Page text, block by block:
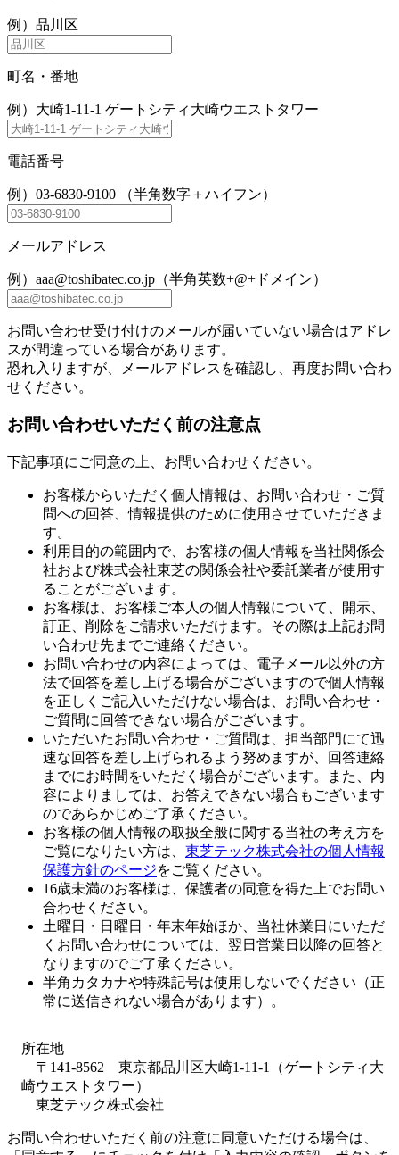
例）品川区
町名・番地
例）大崎1-11-1 ゲートシティ大崎ウエストタワー
電話番号
例）03-6830-9100 （半角数字＋ハイフン）
メールアドレス
例）aaa@toshibatec.co.jp（半角英数+@+ドメイン）
お問い合わせ受け付けのメールが届いていない場合はアドレ
スが間違っている場合があります。
恐れ入りますが、メールアドレスを確認し、再度お問い合わ
せください。
お問い合わせいただく前の注意点
下記事項にご同意の上、お問い合わせください。
お客様からいただく個人情報は、お問い合わせ・ご質
問への回答、情報提供のために使用させていただきま
す。
利用目的の範囲内で、お客様の個人情報を当社関係会
社および株式会社東芝の関係会社や委託業者が使用す
ることがございます。
お客様は、お客様ご本人の個人情報について、開示、
訂正、削除をご請求いただけます。その際は上記お問
い合わせ先までご連絡ください。
お問い合わせの内容によっては、電子メール以外の方
法で回答を差し上げる場合がございますので個人情報
を正しくご記入いただけない場合は、お問い合わせ・
ご質問に回答できない場合がございます。
いただいたお問い合わせ・ご質問は、担当部門にて迅
速な回答を差し上げられるよう努めますが、回答連絡
までにお時間をいただく場合がございます。また、内
容によりましては、お答えできない場合もございます
のであらかじめご了承ください。
お客様の個人情報の取扱全般に関する当社の考え方を
ご覧になりたい方は、 東芝テック株式会社の個人情報
保護方針のページをご覧ください。
16歳未満のお客様は、保護者の同意を得た上でお問い
合わせください。
土曜日・日曜日・年末年始ほか、当社休業日にいただ
くお問い合わせについては、翌日営業日以降の回答と
なりますのでご了承ください。
半角カタカナや特殊記号は使用しないでください（正
常に送信されない場合があります）。
所在地
〒141-8562 東京都品川区大崎1-11-1（ゲートシティ大
崎ウエストタワー）
東芝テック株式会社
お問い合わせいただく前の注意に同意いただける場合は、